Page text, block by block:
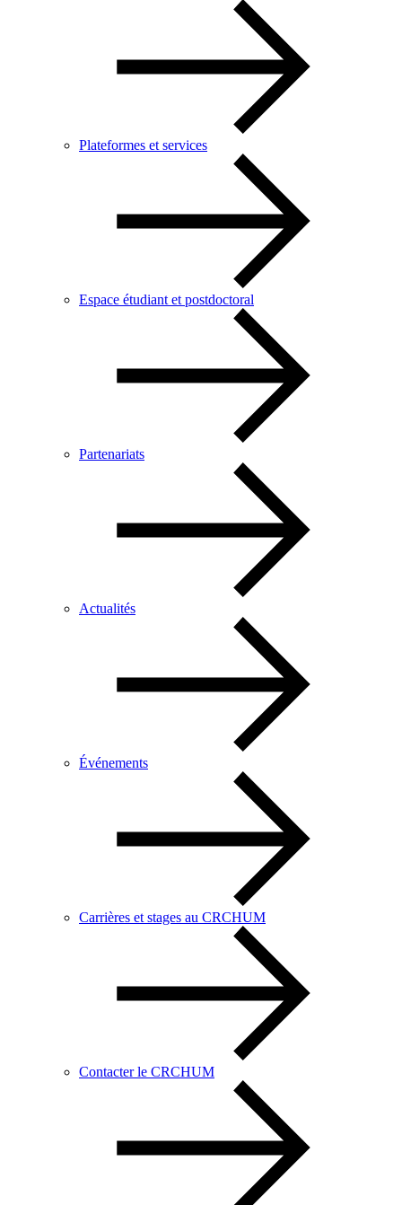
Plateformes et services
Espace étudiant et postdoctoral
Partenariats
Actualités
Événements
Carrières et stages au CRCHUM
Contacter le CRCHUM